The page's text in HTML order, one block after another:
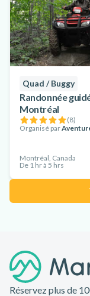
Quad / Buggy
Randonnée
Montréal
(8)
Organisé par
Montréal, Canada
De 1 hr à 5 hrs
Réservez plus de